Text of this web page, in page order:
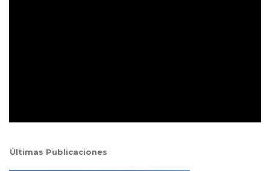
Últimas Publicaciones